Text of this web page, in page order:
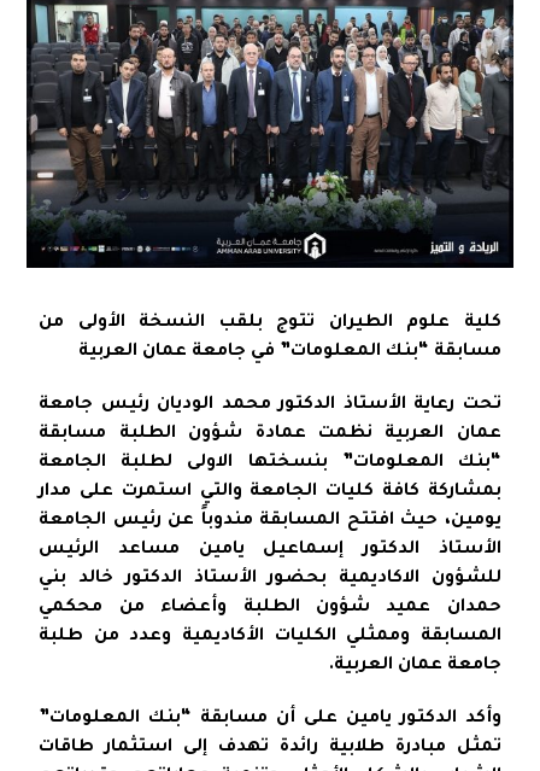
كلية علوم الطيران تتوج بلقب النسخة الأولى من
مسابقة “بنك المعلومات” في جامعة عمان العربية
تحت رعاية الأستاذ الدكتور محمد الوديان رئيس جامعة
عمان العربية نظمت عمادة شؤون الطلبة مسابقة
“بنك المعلومات” بنسختها الاولى لطلبة الجامعة
بمشاركة كافة كليات الجامعة والتي استمرت على مدار
يومين، حيث افتتح المسابقة مندوباً عن رئيس الجامعة
الأستاذ الدكتور إسماعيل يامين مساعد الرئيس
للشؤون الاكاديمية بحضور الأستاذ الدكتور خالد بني
حمدان عميد شؤون الطلبة وأعضاء من محكمي
المسابقة وممثلي الكليات الأكاديمية وعدد من طلبة
جامعة عمان العربية.
وأكد الدكتور يامين على أن مسابقة “بنك المعلومات”
تمثل مبادرة طلابية رائدة تهدف إلى استثمار طاقات